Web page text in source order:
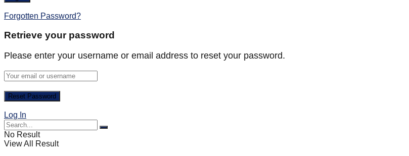
Forgotten Password?
Retrieve your password
Please enter your username or email address to reset your password.
Log In
No Result
View All Result